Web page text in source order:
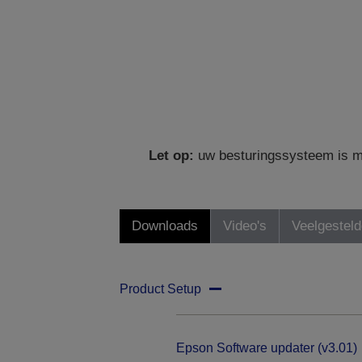
Let op: uw besturingssysteem is
Downloads Video's
Product Setup
Epson Software updater (v3.01)